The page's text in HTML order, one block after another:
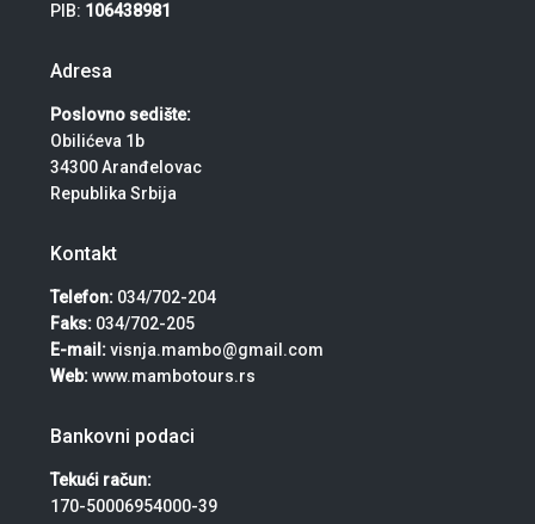
PIB: 106438981
Adresa
Poslovno sedište:
Obilićeva 1b
34300 Aranđelovac
Republika Srbija
Kontakt
Telefon: 034/702-204
Faks: 034/702-205
E-mail:visnja.mambo@gmail.com
Web:www.mambotours.rs
Bankovni podaci
Tekući račun:
170-50006954000-39